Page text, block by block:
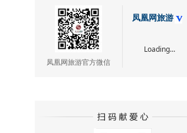
凤凰网旅游官方微信
凤凰网旅游
Loading...